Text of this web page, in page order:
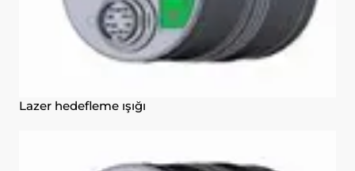
Lazer hedefleme ışığı
sağlamak, Site üzerinden sahte
işlemlerin gerçekleştirilmesini önlemek;
5651 sayılı Internet Ortamında Yapılan
Yayınların Düzenlenmesi ve Bu Yayınlar
Ortamında Yapılan Yayınların
kaynaklananlar başta olmak üzere,